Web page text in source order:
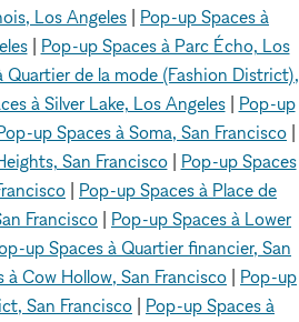
Los Angeles
Pop-up Spaces à
| Pop-up Spaces à Parc Écho, Los
Quartier de la mode (Fashion District),
à Silver Lake, Los Angeles| Pop-up
up Spaces à Soma, San Francisco
San Francisco| Pop-up Spaces
Pop-up Spaces à Place de
Francisco
Pop-up Spaces à Lower
up Spaces à Quartier financier, San
à Cow Hollow, San Francisco
Pop-up
San Francisco
Pop-up Spaces à